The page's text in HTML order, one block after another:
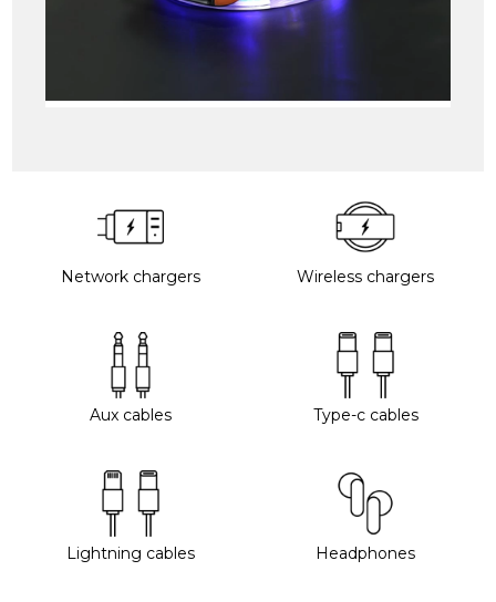
Network chargers Wireless chargers
Aux cables Type-c cables
Lightning cables Headphones